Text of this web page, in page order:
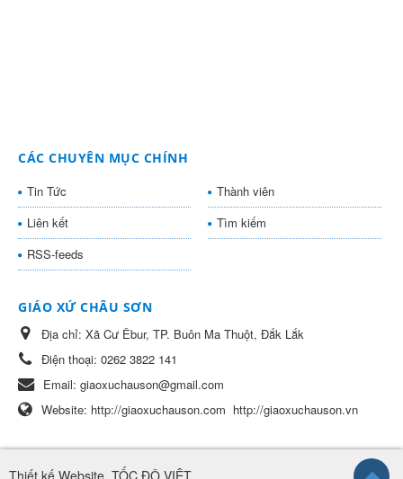
CÁC CHUYÊN MỤC CHÍNH
Tin Tức
Thành viên
Liên kết
Tìm kiếm
RSS-feeds
GIÁO XỨ CHÂU SƠN
Địa chỉ: Xã Cư Êbur, TP. Buôn Ma Thuột, Đắk Lắk
Điện thoại: 0262 3822 141
Email: giaoxuchauson@gmail.com
Website: http://giaoxuchauson.com http://giaoxuchauson.vn
Thiết kế Website TỐC ĐỘ VIỆT